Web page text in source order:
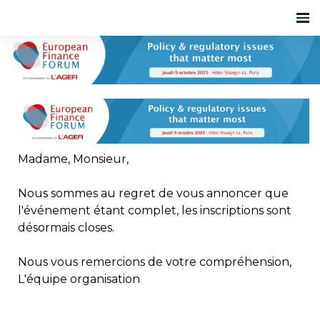
Madame, Monsieur,
Nous sommes au regret de vous annoncer que
l'événement étant complet, les inscriptions sont
désormais closes.
Nous vous remercions de votre compréhension,
L'équipe organisation